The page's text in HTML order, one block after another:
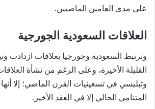
على مدى العامين الماضيين.
العلاقات السعودية الجورجية
وترتبط السعودية وجورجيا بعلاقات ازدادت
القليلة الأخيرة، وعلى الرغم من نشأة
وتبليسي في تسعينيات القرن الماضي؛ إلا
المتنامي الحالي إلا في العقد الأخير.